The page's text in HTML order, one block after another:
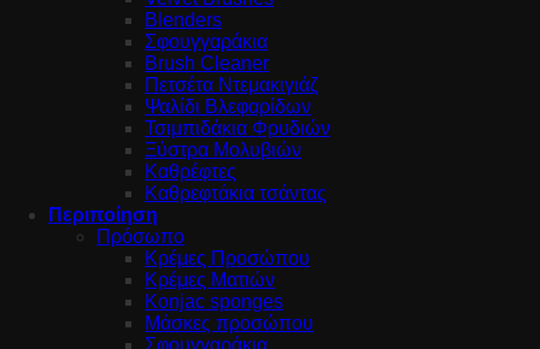
Blenders
Σφουγγαράκια
Brush Cleaner
Πετσέτα Ντεμακιγιάζ
Ψαλίδι Βλεφαρίδων
Τσιμπιδάκια Φρυδιών
Ξύστρα Μολυβιών
Καθρέφτες
Καθρεφτάκια τσάντας
Περιποίηση
Πρόσωπο
Κρέμες Προσώπου
Κρέμες Ματιών
Konjac sponges
Μάσκες προσώπου
Σφουγγαράκια